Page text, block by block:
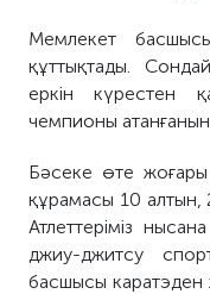
Мемлекет
құттықтады.
еркін күрестен
чемпионы
Бәсеке өте
құрамасы 10 алтын,
Атлеттеріміз
джиу-джитсу
басшысы каратэден